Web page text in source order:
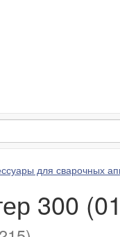
для сварочных
300